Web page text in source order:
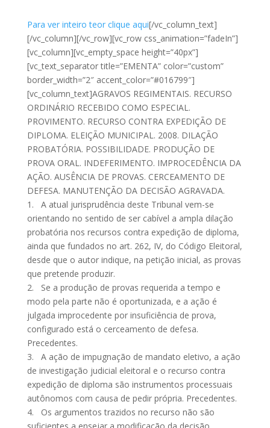
Para ver inteiro teor clique aqui[/vc_column_text]
[/vc_column][/vc_row][vc_row css_animation=”fadeIn”]
[vc_column][vc_empty_space height=”40px”]
[vc_text_separator title=”EMENTA” color=”custom”
border_width=”2″ accent_color=”#016799″]
[vc_column_text]AGRAVOS REGIMENTAIS. RECURSO
ORDINÁRIO RECEBIDO COMO ESPECIAL.
PROVIMENTO. RECURSO CONTRA EXPEDIÇÃO DE
DIPLOMA. ELEIÇÃO MUNICIPAL. 2008. DILAÇÃO
PROBATÓRIA. POSSIBILIDADE. PRODUÇÃO DE
PROVA ORAL. INDEFERIMENTO. IMPROCEDÊNCIA DA
AÇÃO. AUSÊNCIA DE PROVAS. CERCEAMENTO DE
DEFESA. MANUTENÇÃO DA DECISÃO AGRAVADA.
1. A atual jurisprudência deste Tribunal vem-se
orientando no sentido de ser cabível a ampla dilação
probatória nos recursos contra expedição de diploma,
ainda que fundados no art. 262, IV, do Código Eleitoral,
desde que o autor indique, na petição inicial, as provas
que pretende produzir.
2. Se a produção de provas requerida a tempo e
modo pela parte não é oportunizada, e a ação é
julgada improcedente por insuficiência de prova,
configurado está o cerceamento de defesa.
Precedentes.
3. A ação de impugnação de mandato eletivo, a ação
de investigação judicial eleitoral e o recurso contra
expedição de diploma são instrumentos processuais
autônomos com causa de pedir própria. Precedentes.
4. Os argumentos trazidos no recurso não são